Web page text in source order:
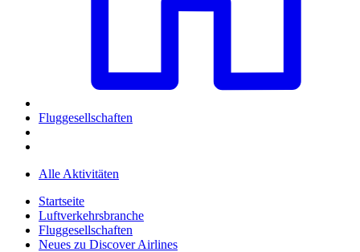
Fluggesellschaften
Alle Aktivitäten
Startseite
Luftverkehrsbranche
Fluggesellschaften
Neues zu Discover Airlines